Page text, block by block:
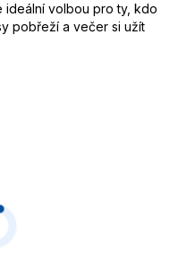
ideální volbou pro ty, kdo
pobřeží a večer si užít